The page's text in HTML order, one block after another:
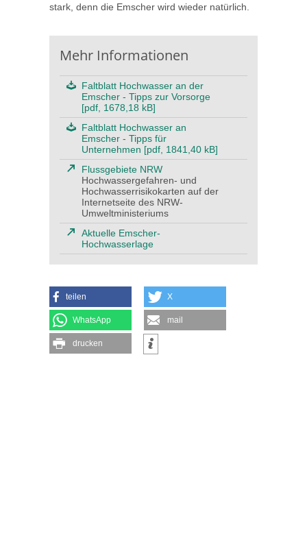
stark, denn die Emscher wird wieder natürlich.
Mehr Informationen
Faltblatt Hochwasser an der
Emscher - Tipps zur Vorsorge
[pdf, 1678,18 kB]
Faltblatt Hochwasser an
Emscher - Tipps für
Unternehmen [pdf, 1841,40 kB]
Flussgebiete NRW
Hochwassergefahren- und
Hochwasserrisikokarten auf der
Internetseite des NRW-
Umweltministeriums
Aktuelle Emscher-
Hochwasserlage
teilen X
WhatsApp mail
drucken